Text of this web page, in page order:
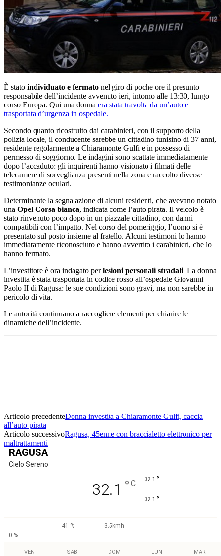
È stato individuato e fermato nel giro di poche ore il presunto
responsabile dell’incidente avvenuto ieri, intorno alle 13:30, lungo
corso Europa. Qui una donna era stata travolta da un’auto e
trasportata d’urgenza in ospedale.
Secondo quanto ricostruito dai carabinieri, con il supporto della
polizia locale, il conducente sarebbe un cittadino tunisino di 37 anni,
residente regolarmente a Chiaramonte Gulfi e in possesso di
permesso di soggiorno. Le indagini sono scattate immediatamente
dopo l’accaduto: gli inquirenti hanno visionato i filmati delle
telecamere di sorveglianza presenti nella zona e raccolto diverse
testimonianze oculari.
Determinante la segnalazione di alcuni residenti, che avevano notato
una Opel Corsa bianca, indicata come l’auto pirata. Il veicolo è
stato rinvenuto poco dopo in un piazzale cittadino, con danni
compatibili con l’impatto. Nel corso del pomeriggio, l’uomo si è
presentato sul posto insieme al fratello. Alcuni testimoni lo hanno
immediatamente riconosciuto e hanno avvertito i carabinieri, che lo
hanno fermato.
L’investitore è ora indagato perlesioni personali stradali. La donna
investita è stata trasportata in codice rosso all’ospedale Giovanni
Paolo II di Ragusa: le sue condizioni sono gravi, ma non sarebbe in
pericolo di vita.
Le autorità continuano a raccogliere elementi per chiarire le
dinamiche dell’incidente.
Articolo precedenteDonna investita a Chiaramonte Gulfi, caccia
all’auto pirata
Articolo successivoRagusa, 45enne con braccialetto elettronico per
maltrattamenti
RAGUSA
Cielo Sereno
32.1 ° C 32.1 °
32.1 °
41 %
3.5kmh
0 %
VEN SAB DOM LUN MAR